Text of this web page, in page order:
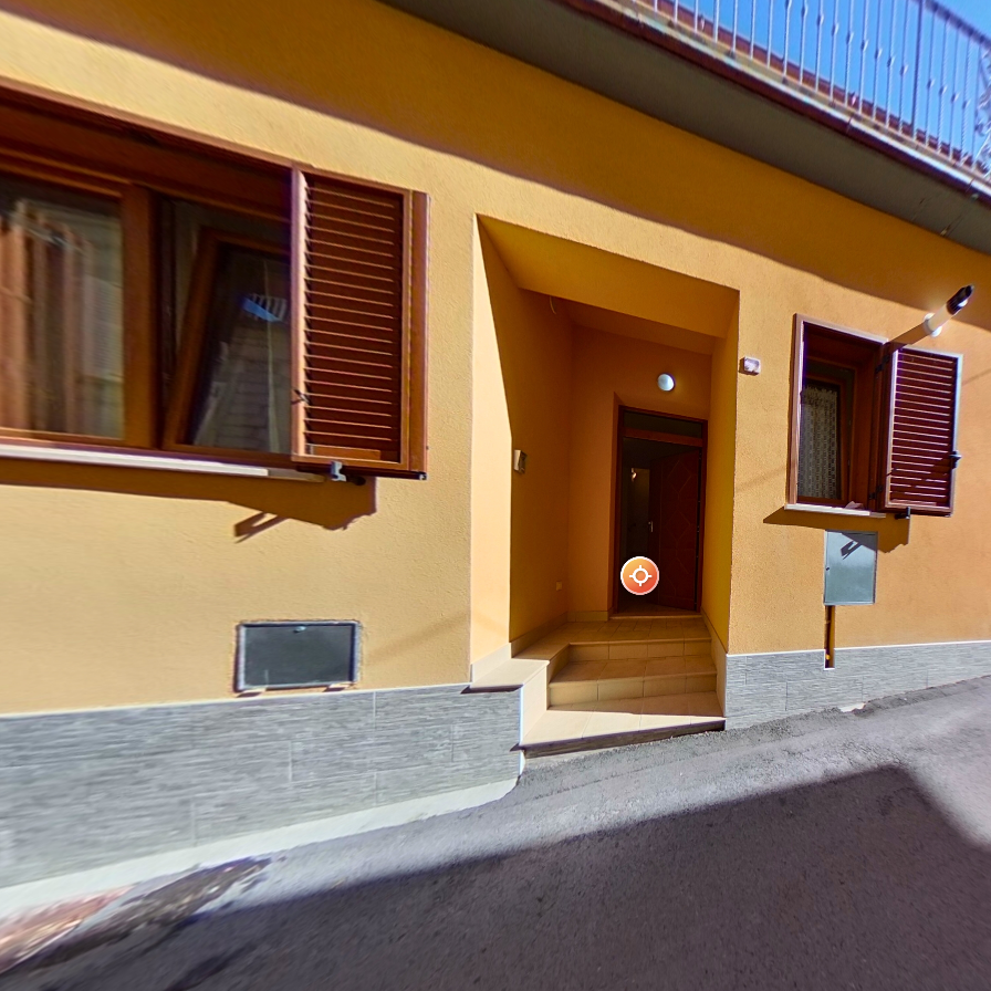
Casavasto.it - Casa indipendente di nuova costruzione
di Casalbordino
Nel cuore del centro storico di Casalbordino, dove le vie conservano ancora il fascino autentico della tradizione abruzzese, sorge questa
cura e l’attenzione di chi desidera creare un’abitazione accogliente, efficiente e capace di offrire benessere in ogni stagione. L’ingresso è
costruzione: tetto ventilato, cappotto termico, infissi in legno con vetrocamera e un attento isolamento sia in fondazione che dalle abitazioni
risparmio energetico, certificato dalla classe C. La casa si apre in un ambiente accogliente e funzionale, dove la zona giorno è suddivisa
ingresso. Qui si trova il primo bagno, completo di doccia, pratico e ben rifinito, con la doccia in cristallo, i sanitari sospesi e il mobile d’arredo
ambienti interni. Salendo al primo piano, si entra nella zona notte, intima e ben distribuita, composta da due ampie camere da letto e da un
dalle camere che dal bagno, è uno spazio all’aperto che diventa subito naturale estensione della casa: ideale come stenditoio, ma anche
l’atmosfera del borgo. Ogni spazio è stato progettato con intelligenza: il sottoscala ad esempio ospita un comodo vano tecnico predisposto
armadio a muro fruibile da una delle camere. Nel soggiorno, già dotato di canna fumaria, puoi collocare un camino per rendere l’atmosfera
predisposta per accogliere una terza camera da letto o, eventualmente, il garage. Un altro punto forte di questa abitazione è la sua
locali, un parco pubblico e tutti i servizi necessari alla quotidianità. Il mare, raggiungibile in soli dieci minuti d’auto, ti regala inoltre la
luogo che profuma di autenticità: una cittadina della dolce collina litoranea abruzzese, vicina a Vasto. Da qui si arriva inoltre in venti minuti a
naturalistici come la Riserva di Punta Aderci e la Costa dei Trabocchi. Anche le montagne sono facilmente raggiungibili per chi ama spingersi
un’abitazione da vivere ogni giorno, in un contesto tranquillo e con tutte le comodità del centro, per chi cerca una casa da mettere a
bellezze naturali, storia e mare. Una dimora di nuova costruzione, giovane, solida e pronta ad accogliere nuove storie. Cosa aspetti, allora?
Powered by Lapentor - the best Virtual Tour Software